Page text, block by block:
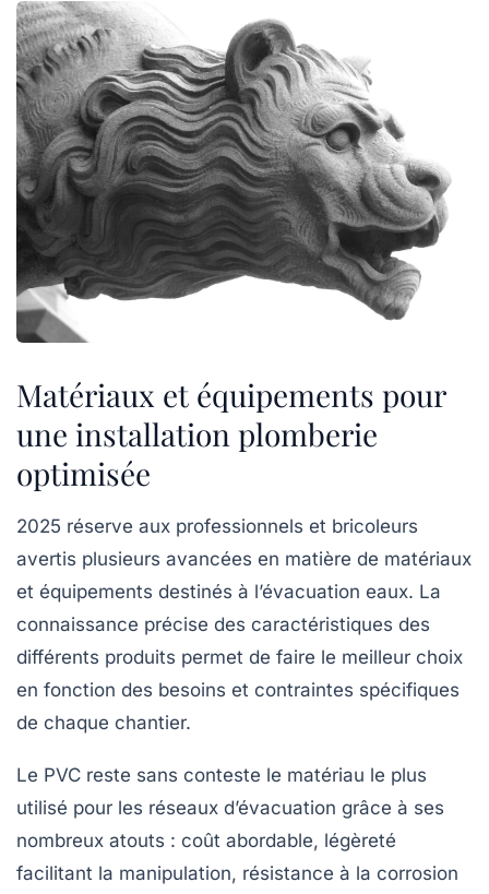
Matériaux et équipements pour
une installation plomberie
optimisée
2025 réserve aux professionnels et bricoleurs
avertis plusieurs avancées en matière de matériaux
et équipements destinés à l’évacuation eaux. La
connaissance précise des caractéristiques des
différents produits permet de faire le meilleur choix
en fonction des besoins et contraintes spécifiques
de chaque chantier.
Le PVC reste sans conteste le matériau le plus
utilisé pour les réseaux d’évacuation grâce à ses
nombreux atouts : coût abordable, légèreté
facilitant la manipulation, résistance à la corrosion